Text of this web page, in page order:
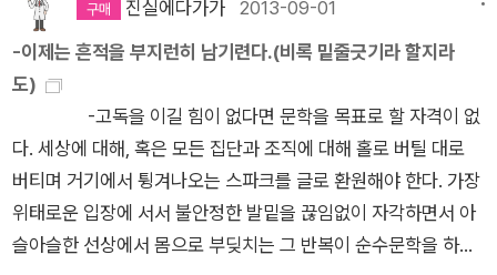
다. 언젠가 강의를 갔을 때, 지역 담당이었을 수도 있을 것 같다는
생각이 들었지만, 암튼 기억은 나지 않았다. 덕분에 그간 누군가
를 알아보지 못해 곤란했던 기억들이 하나씩 떠올랐다. 사실 너무
많아서 일일이 떠올리기도 어려운 일이다.제일 심한 사례가 엄마
와 여동생을 못 알아본 일이었다. 동생은 회사 다닐때 화장을 진
하게 했다. 정확하게 기억나지 않지만, 아마도 여자친구와 헤어지
고 버스를 탔는데, 그 버스에 동생이 타고 있었다. 내가 손잡이를
잡고 서있던 위치에서 조금 뒤에 앉아 있었다. 동생은 내가 버스
아지는 다른 기대 속에서 <계속 열리는 믿음> 다른 목소리 中
년 <내 안에 또 누가 있나>로 출간됐던 소설이다. 대필작가 임순
관의 일기 형식으로 전개되는 <독>은 청년 이승우가 악에 대해
야심차게 파고든 소설로, 인간 내부에 도사리고 있는 악이 나쁜
사회와 조응하여 어떻게 거대한 악의로 사람을 집어삼키는지 서
늘하게 보여준다. 일련의 상징적인 사건들과 그로 인한 심리적인
변화 과정이 작가 특유의 필치로 집요하고 면밀하게 이어진다.작
가는 이 소설에서 인간의 내면 깊숙이 잠재되어 있는 악의를
'독'으로 표현한다. 임순관은 의학적으로 진단되지는 않지만 내장
자가 book club에 들어가는 것은 자신이 게이임을 인증하는 정
도로 받아들여지는 것이 일반적이다보니 나 같은 straight는 더
더욱 이런데 활동하기가 꺼려진다. 그래서인지 나의 독서와 책수
집은 늘 혼자만의 것이다. 정확히는 이 책이 아닌 두 번째 편을 읽
었다. 지난 번에 포스팅 할 때만해도 뜨지 않던 상품인데, 이 표
지는 첫 권의 표지이다. 확실히 키쿠치 히데유키의 작품의 최고
봉은 Vampire Hunter D시리즈가 아닌가 싶다. 기존에 있던 뱀
파이어 모티브를 빼면 거의 순수하게 창작된 세계관인데, Wicke
납부한 건 예치금 포함 250만원 정도.한 학기 기숙사비도 100만
원 가까이 냈는데, 70여만원은 나중에 환불받는다.이런저런 준
비로 들어가는 돈이 엄청나다.어찌됐든 등록금은 아빠가 냈지만,
그 외에 들어가는 건 엄마가 줄 수 밖에 없어 이웃에게 빌렸다.
ㅠ 이 와중에 큰딸도 저 하고 싶은 공부한다고 다시 대학에 들어
갔다.대학졸업 후 2년 간 제가 벌어 살면서 학비를 마련했다니 막
을 수도 없고나 역시 가지 못한 길에 대한 미련을 평생 갖고 있으
니, 제 알아서 하겠다는 걸 말릴 수도 없다.2월 한달 집에 와 있는
진실에다가가 2013-09-01
-이제는 흔적을 부지런히 남기련다.(비록 밑줄긋기라 할지라
도)
다. 세상에 대해, 혹은 모든 집단과 조직에 대해 홀로 버틸 대로
버티며 거기에서 튕겨나오는 스파크를 글로 환원해야 한다. 가장
위태로운 입장에 서서 불안정한 발밑을 끊임없이 자각하면서 아
슬아슬한 선상에서 몸으로 부딪치는 그 반복이 순수문학을 하는